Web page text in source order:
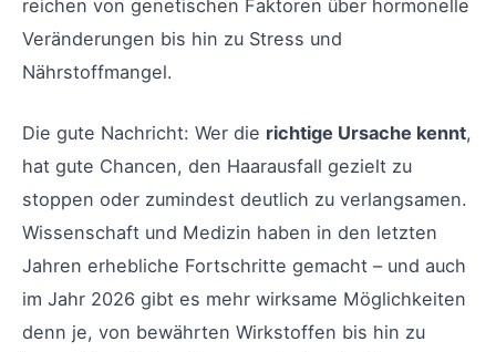
reichen von genetischen Faktoren über hormonelle
Veränderungen bis hin zu Stress und
Nährstoffmangel.
Die gute Nachricht: Wer die richtige Ursache kennt,
hat gute Chancen, den Haarausfall gezielt zu
stoppen oder zumindest deutlich zu verlangsamen.
Wissenschaft und Medizin haben in den letzten
Jahren erhebliche Fortschritte gemacht – und auch
im Jahr 2026 gibt es mehr wirksame Möglichkeiten
denn je, von bewährten Wirkstoffen bis hin zu